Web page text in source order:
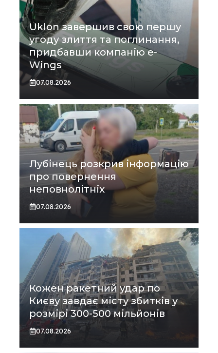
Uklon завершив свою першу
угоду злиття та поглинання,
придбавши компанію e-
Wings
07.08.2026
Лубінець розкрив інформацію
про повернення
неповнолітніх
07.08.2026
Кожен ракетний удар по
Києву завдає місту збитків у
розмірі 300-500 мільйонів
07.08.2026